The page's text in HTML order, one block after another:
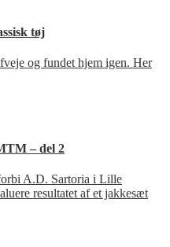
tøj
og fundet hjem igen. Her
– del 2
A.D. Sartoria i Lille
resultatet af et jakkesæt